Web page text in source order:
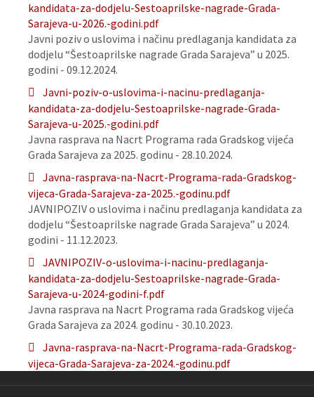
kandidata-za-dodjelu-Sestoaprilske-nagrade-Grada-
Sarajeva-u-2026.-godini.pdf
Javni poziv o uslovima i načinu predlaganja kandidata za
dodjelu “Šestoaprilske nagrade Grada Sarajeva” u 2025.
godini - 09.12.2024.
Javni-poziv-o-uslovima-i-nacinu-predlaganja-
kandidata-za-dodjelu-Sestoaprilske-nagrade-Grada-
Sarajeva-u-2025.-godini.pdf
Javna rasprava na Nacrt Programa rada Gradskog vijeća
Grada Sarajeva za 2025. godinu - 28.10.2024.
Javna-rasprava-na-Nacrt-Programa-rada-Gradskog-
vijeca-Grada-Sarajeva-za-2025.-godinu.pdf
JAVNIPOZIV o uslovima i načinu predlaganja kandidata za
dodjelu “Šestoaprilske nagrade Grada Sarajeva” u 2024.
godini - 11.12.2023.
JAVNIPOZIV-o-uslovima-i-nacinu-predlaganja-
kandidata-za-dodjelu-Sestoaprilske-nagrade-Grada-
Sarajeva-u-2024-godini-f.pdf
Javna rasprava na Nacrt Programa rada Gradskog vijeća
Grada Sarajeva za 2024. godinu - 30.10.2023.
Javna-rasprava-na-Nacrt-Programa-rada-Gradskog-
vijeca-Grada-Sarajeva-za-2024.-godinu.pdf